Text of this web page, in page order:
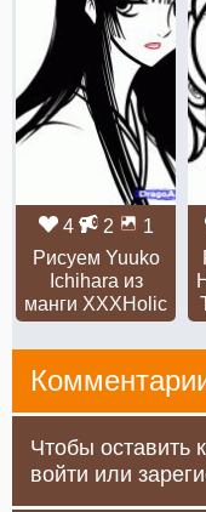
4 2
1
Рисуем Yuuko
Ichihara из
манги XXXHolic
Чтобы оставить
войти или